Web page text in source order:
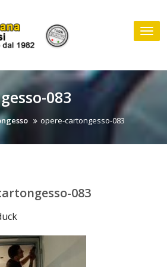
083
opere-cartongesso-083
083